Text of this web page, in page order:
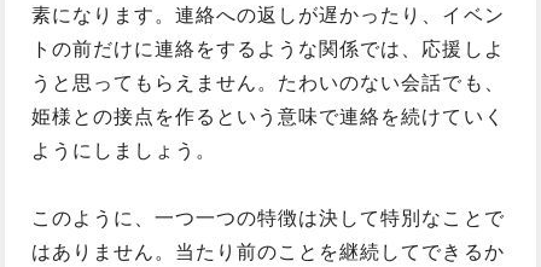
素になります。連絡への返しが遅かったり、イベン
トの前だけに連絡をするような関係では、応援しよ
うと思ってもらえません。たわいのない会話でも、
姫様との接点を作るという意味で連絡を続けていく
ようにしましょう。
このように、一つ一つの特徴は決して特別なことで
はありません。当たり前のことを継続してできるか